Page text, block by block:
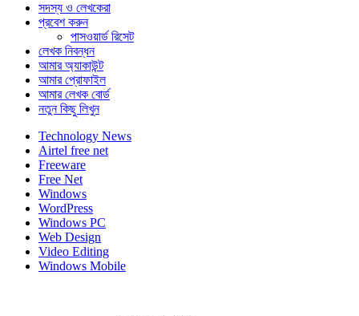
সদস্য ও লেখকেরা
প্রবেশ করুন
পাসওয়ার্ড রিসেট
লেখক নিবন্ধন
আমার অ্যাকাউন্ট
আমার প্রোফাইল
আমার লেখক বোর্ড
নতুন কিছু লিখুন
Technology News
Airtel free net
Freeware
Free Net
Windows
WordPress
Windows PC
Web Design
Video Editing
Windows Mobile